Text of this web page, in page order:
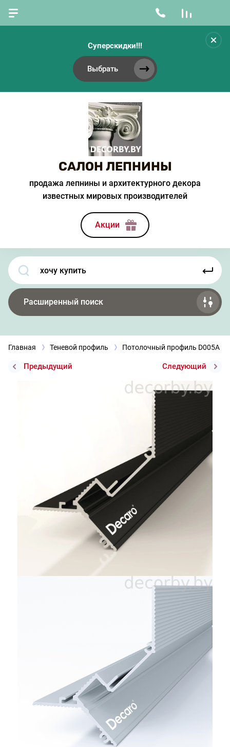
Суперскидки!!!
Выбрать
САЛОН ЛЕПНИНЫ
продажа лепнины и архитектурного декора
известных мировых производителей
Акции
Расширенный поиск
Главная Теневой профиль Потолочный профиль D005A
Предыдущий Следующий